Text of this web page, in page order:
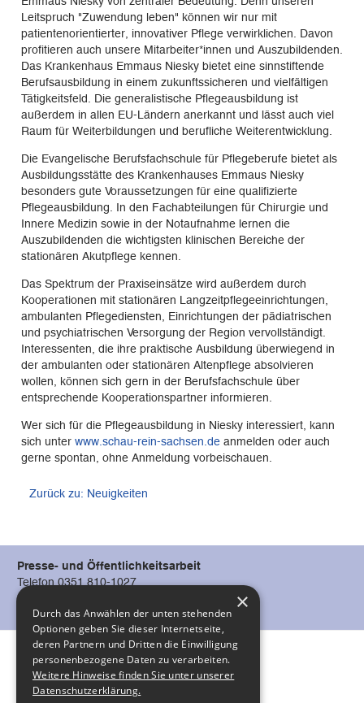
Leitspruch "Zuwendung leben" können wir nur mit
patientenorientierter, innovativer Pflege verwirklichen. Davon
profitieren auch unsere Mitarbeiter*innen und Auszubildenden.
Das Krankenhaus Emmaus Niesky bietet eine sinnstiftende
Berufsausbildung in einem zukunftssicheren und vielfältigen
Tätigkeitsfeld. Die generalistische Pflegeausbildung ist
außerdem in allen EU-Ländern anerkannt und lässt auch viel
Raum für Weiterbildungen und berufliche Weiterentwicklung.
Die Evangelische Berufsfachschule für Pflegeberufe bietet als
Ausbildungsstätte des Krankenhauses Emmaus Niesky
besonders gute Voraussetzungen für eine qualifizierte
Pflegeausbildung. In den Fachabteilungen für Chirurgie und
Innere Medizin sowie in der Notaufnahme lernen die
Auszubildenden die wichtigsten klinischen Bereiche der
stationären Akutpflege kennen.
Das Spektrum der Praxiseinsätze wird außerdem durch
Kooperationen mit stationären Langzeitpflegeeinrichtungen,
ambulanten Pflegediensten, Einrichtungen der pädiatrischen
und psychiatrischen Versorgung der Region vervollständigt.
Interessenten, die ihre praktische Ausbildung überwiegend in
der ambulanten oder stationären Altenpflege absolvieren
wollen, können sich gern in der Berufsfachschule über
entsprechende Kooperationspartner informieren.
Wer sich für die Pflegeausbildung in Niesky interessiert, kann
sich unter www.schau-rein-sachsen.deanmelden oder auch
gerne spontan, ohne Anmeldung vorbeischauen.
Zurück zu: Neuigkeiten
Presse- und Öffentlichkeitsarbeit
Telefon 0351 810-1027
oeffentlichkeitsarbeit@diako-dresden.de
Impressum
×
Durch das Anwählen der unten stehenden
Optionen geben Sie dieser Internetseite,
deren Partnern und Dritten die Einwilligung
personenbezogene Daten zu verarbeiten.
Weitere Hinweise finden Sie unter unserer
Datenschutzerklärung.